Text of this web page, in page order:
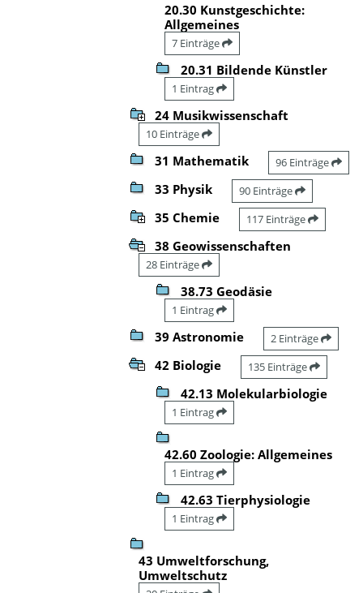
20.30 Kunstgeschichte:
Allgemeines
7 Einträge
20.31 Bildende Künstler
1 Eintrag
24 Musikwissenschaft
10 Einträge
31 Mathematik 96 Einträge
33 Physik 90 Einträge
35 Chemie 117 Einträge
38 Geowissenschaften
28 Einträge
38.73 Geodäsie
1 Eintrag
39 Astronomie 2 Einträge
42 Biologie 135 Einträge
42.13 Molekularbiologie
1 Eintrag
42.60 Zoologie: Allgemeines
1 Eintrag
42.63 Tierphysiologie
1 Eintrag
43 Umweltforschung,
Umweltschutz